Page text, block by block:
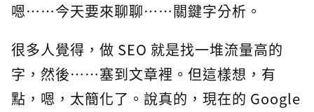
嗯⋯⋯今天要來聊聊⋯⋯關鍵字分析。
很多人覺得，做 SEO 就是找一堆流量高的
字，然後⋯⋯塞到文章裡。但這樣想，有
點，嗯，太簡化了。說真的，現在的 Google